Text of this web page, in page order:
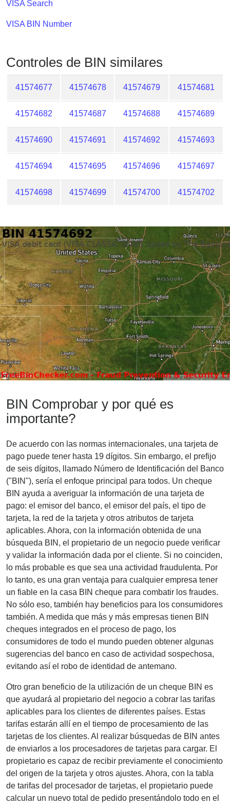
VISA Search
VISA BIN Number
Controles de BIN similares
41574677 41574678 41574679 41574681
41574682 41574687 41574688 41574689
41574690 41574691 41574692 41574693
41574694 41574695 41574696 41574697
41574698 41574699 41574700 41574702
BIN Comprobar y por qué es
importante?
De acuerdo con las normas internacionales, una tarjeta de
pago puede tener hasta 19 dígitos. Sin embargo, el prefijo
de seis dígitos, llamado Número de Identificación del Banco
("BIN"), sería el enfoque principal para todos. Un cheque
BIN ayuda a averiguar la información de una tarjeta de
pago: el emisor del banco, el emisor del país, el tipo de
tarjeta, la red de la tarjeta y otros atributos de tarjeta
aplicables. Ahora, con la información obtenida de una
búsqueda BIN, el propietario de un negocio puede verificar
y validar la información dada por el cliente. Si no coinciden,
lo más probable es que sea una actividad fraudulenta. Por
lo tanto, es una gran ventaja para cualquier empresa tener
un fiable en la casa BIN cheque para combatir los fraudes.
No sólo eso, también hay beneficios para los consumidores
también. A medida que más y más empresas tienen BIN
cheques integrados en el proceso de pago, los
consumidores de todo el mundo pueden obtener algunas
sugerencias del banco en caso de actividad sospechosa,
evitando así el robo de identidad de antemano.
Otro gran beneficio de la utilización de un cheque BIN es
que ayudará al propietario del negocio a cobrar las tarifas
aplicables para los clientes de diferentes países. Estas
tarifas estarán allí en el tiempo de procesamiento de las
tarjetas de los clientes. Al realizar búsquedas de BIN antes
de enviarlos a los procesadores de tarjetas para cargar. El
propietario es capaz de recibir previamente el conocimiento
del origen de la tarjeta y otros ajustes. Ahora, con la tabla
de tarifas del procesador de tarjetas, el propietario puede
calcular un nuevo total de pedido presentándolo todo en el